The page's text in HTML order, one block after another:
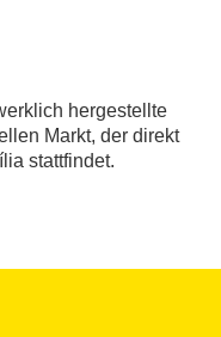
hergestellte
Markt, der direkt
stattfindet.